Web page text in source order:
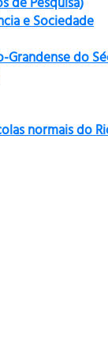
e Sociedade
Grandense do
normais do